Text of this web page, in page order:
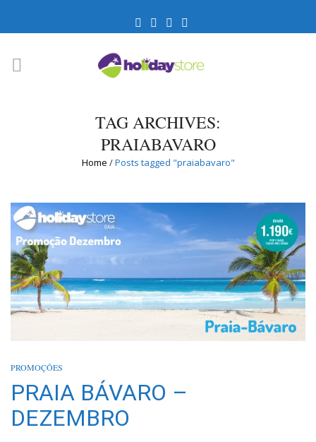
TAG ARCHIVES:
PRAIABAVARO
Home /Posts tagged "praiabavaro"
PROMOÇÕES
PRAIA BÁVARO –
DEZEMBRO